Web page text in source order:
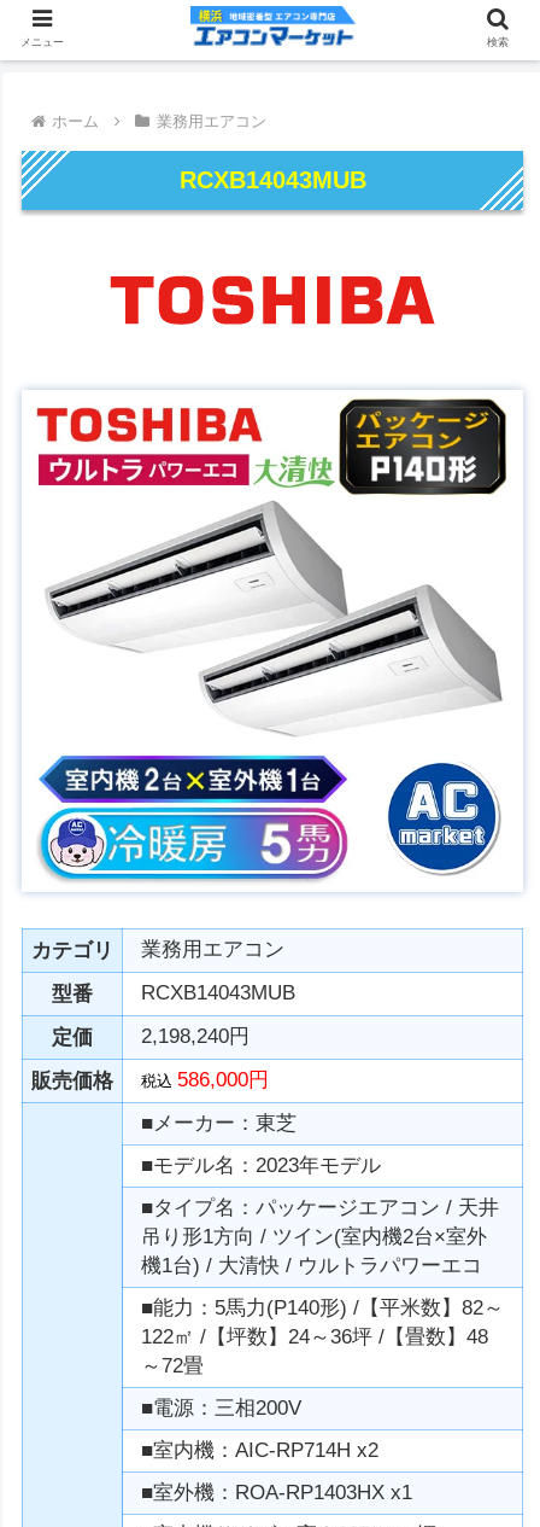
ホーム 業務用エアコン
RCXB14043MUB
カテゴリ
業務用エアコン
型番
RCXB14043MUB
定価
2,198,240円
販売価格
税込 586,000円
■メーカー：東芝
■モデル名：2023年モデル
■タイプ名：パッケージエアコン / 天井
吊り形1方向 / ツイン(室内機2台×室外
機1台) / 大清快 / ウルトラパワーエコ
■能力：5馬力(P140形) /【平米数】82～
122㎡ /【坪数】24～36坪 /【畳数】48
～72畳
■電源：三相200V
■室内機：AIC-RP714H x2
■室外機：ROA-RP1403HX x1
メニュー 検索